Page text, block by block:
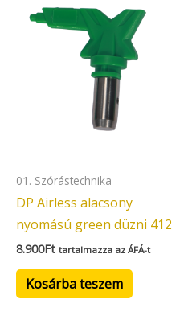
01. Szórástechnika
DP Airless alacsony
nyomású green düzni 412
8.900Ft tartalmazza az ÁFÁ-t
Kosárba teszem